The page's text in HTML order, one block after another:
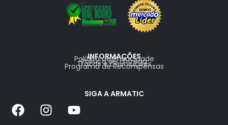
INFORMAÇÕES
Politica de Privacidade
Politica de Entrega
Trocas e Devoluções
Programa de Recompensas
SIGA A ARMATIC